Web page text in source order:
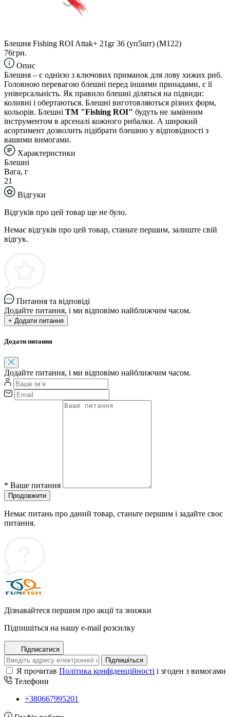
Блешня Fishing ROI Attak+ 21gr 36 (уп5шт) (M122)
76грн.
Опис
Блешня – є однією з ключових приманок для лову хижих риб.
Головною перевагою блешні перед іншими принадами, є її
універсальність. Як правило блешні діляться на підвиди:
коливні і обертаються. Блешні виготовляються різних форм,
кольорів. Блешні TM "Fishing ROI" будуть не замінним
інструментом в арсеналі кожного рибалки. А широкий
асортимент дозволить підібрати блешню у відповідності з
вашими вимогами.
Характеристики
Блешні
Вага, г
21
Відгуки
Відгуків про цей товар ще не було.
Немає відгуків про цей товар, станьте першим, залиште свій
відгук.
Питання та відповіді
Додайте питання, і ми відповімо найближчим часом.
+ Додати питання
Додати питання
Додайте питання, і ми відповімо найближчим часом.
* Ваше питання
Продовжити
Немає питань про даний товар, станьте першим і задайте своє
питання.
Дізнавайтеся першим про акції та знижки
Підпишіться на нашу e-mail розсилку
Підписатися
Підпишіться
Я прочитав Політика конфіденційності і згоден з вимогами
Телефони
+380667995201